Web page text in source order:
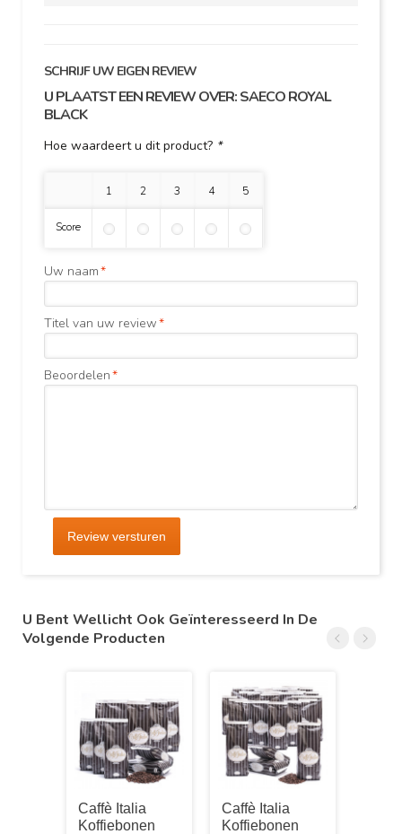
SCHRIJF UW EIGEN REVIEW
U PLAATST EEN REVIEW OVER:SAECO ROYAL
BLACK
Hoe waardeert u dit product? *
1 ster 2 sterren3 sterren4 sterren5 sterren
Score
*
Uw naam
*
Titel van uw review
*
Beoordelen
Review versturen
U Bent Wellicht Ook Geïnteresseerd In De
Volgende Producten
Caffè Italia
Koffiebonen
Caffè Italia
Koffiebonen